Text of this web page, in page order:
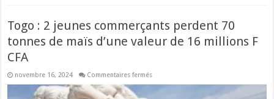
Togo : 2 jeunes commerçants perdent 70
tonnes de maïs d’une valeur de 16 millions F
CFA
novembre 16, 2024 Commentaires ferméssur